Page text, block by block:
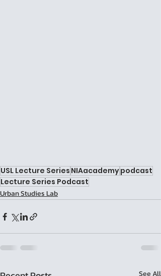
USL Lecture Series NIAacademypodcast
Lecture Series Podcast
Urban Studies Lab
See All